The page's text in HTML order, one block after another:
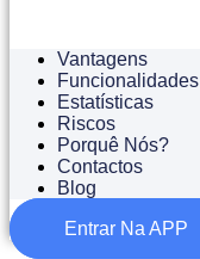
Vantagens
Funcionalidades
Estatísticas
Riscos
Porquê Nós?
Contactos
Blog
Entrar Na APP